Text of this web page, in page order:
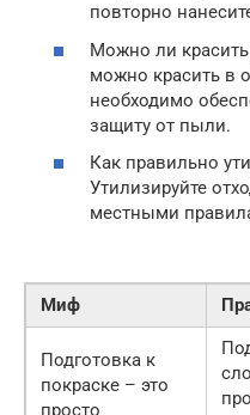
повторно
Можно ли
можно красить в
необходимо
защиту от пыли.
Как правильно
Утилизируйте
местными
Миф
Подготовка к
покраске – это
просто